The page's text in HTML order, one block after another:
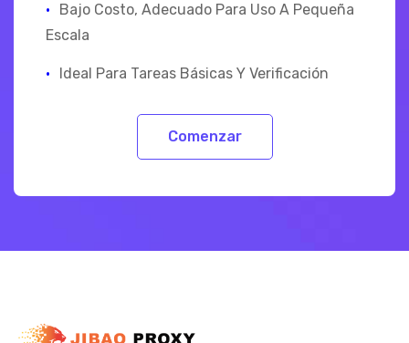
·
Bajo Costo, Adecuado Para Uso A Pequeña
Escala
· Ideal Para Tareas Básicas Y Verificación
Comenzar